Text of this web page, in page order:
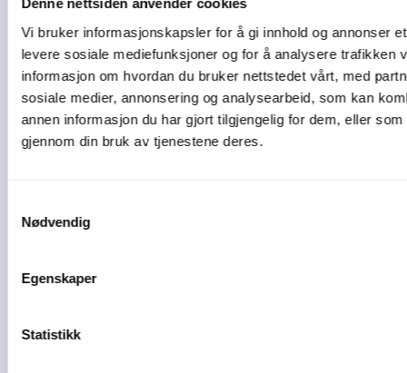
Denne nettsiden anvender cookies
Vi bruker informasjonskapsler for å gi innhold og annonser
levere sosiale mediefunksjoner og for å analysere trafikken
informasjon om hvordan du bruker nettstedet vårt, med
sosiale medier, annonsering og analysearbeid, som kan
annen informasjon du har gjort tilgjengelig for dem, eller
gjennom din bruk av tjenestene deres.
Nødvendig
Egenskaper
Statistikk
4 min lesetid
kapasitet, frister ...
enn å ...
04-08-26